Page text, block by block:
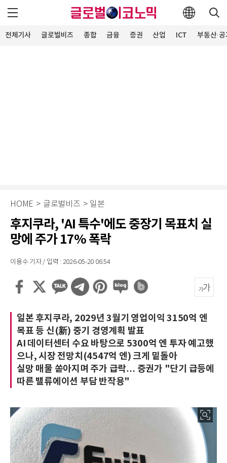
전체기사 글로벌비즈 종합 금융 증권 산업 ICT 부동산·
HOME > 글로벌비즈 > 일본
후지쿠라, 'AI 특수'에도 중장기 목표치 실
망에 주가 17% 폭락
이용수 기자 / 입력 : 2026-05-20 06:54
일본 후지쿠라, 2029년 3월기 영업이익 3150억 엔
목표 등 신(新) 중기 경영계획 발표
AI 데이터센터 수요 바탕으로 5300억 엔 투자 예고했
으나, 시장 전망치(4547억 엔) 크게 밑돌아
실망 매물 쏟아지며 주가 급락… 증권가 "단기 급등에
따른 밸류에이션 부담 반작용"